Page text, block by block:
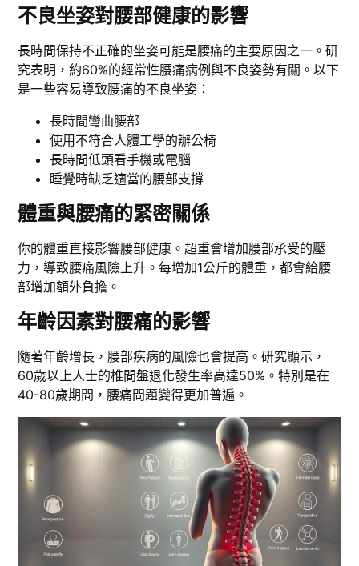
不良坐姿對腰部健康的影響
長時間保持不正確的坐姿可能是腰痛的主要原因之一。研
究表明，約60%的經常性腰痛病例與不良姿勢有關。以下
是一些容易導致腰痛的不良坐姿：
長時間彎曲腰部
使用不符合人體工學的辦公椅
長時間低頭看手機或電腦
睡覺時缺乏適當的腰部支撐
體重與腰痛的緊密關係
你的體重直接影響腰部健康。超重會增加腰部承受的壓
力，導致腰痛風險上升。每增加1公斤的體重，都會給腰
部增加額外負擔。
年齡因素對腰痛的影響
隨著年齡增長，腰部疾病的風險也會提高。研究顯示，
60歲以上人士的椎間盤退化發生率高達50%。特別是在
40-80歲期間，腰痛問題變得更加普遍。